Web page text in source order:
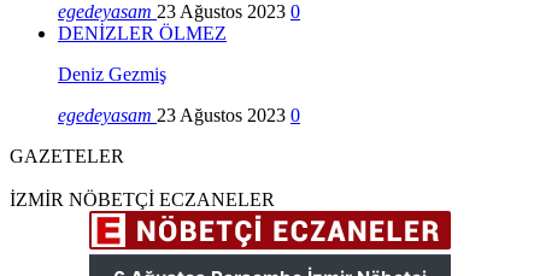
egedeyasam 23 Ağustos 2023 0
DENİZLER ÖLMEZ
Deniz Gezmiş
egedeyasam 23 Ağustos 2023 0
GAZETELER
İZMİR NÖBETÇİ ECZANELER